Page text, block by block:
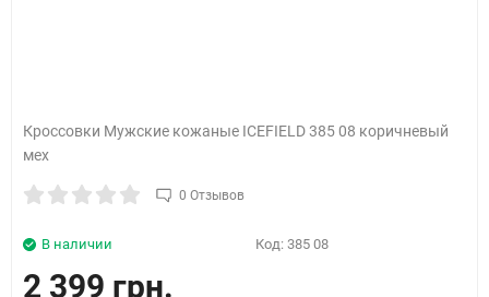
Кроссовки Мужские кожаные ICEFIELD 385 08 коричневый
мех
0 Отзывов
В наличии Код: 385 08
2 399 грн.